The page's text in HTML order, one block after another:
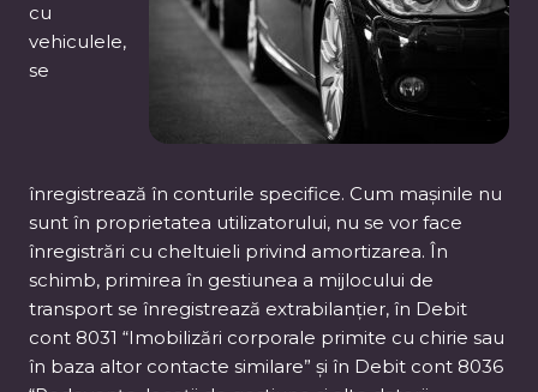
cu
vehiculele,
se
înregistrează în conturile specifice. Cum mașinile nu
sunt în proprietatea utilizatorului, nu se vor face
înregistrări cu cheltuieli privind amortizarea. În
schimb, primirea în gestiunea a mijlocului de
transport se înregistrează extrabilanțier, în Debit
cont 8031 “Imobilizări corporale primite cu chirie sau
în baza altor contacte similare” și în Debit cont 8036